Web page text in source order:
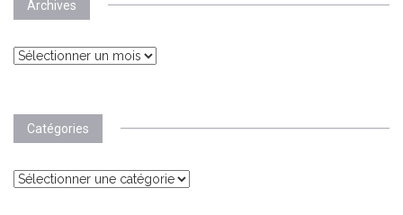
Archives
Archives
Catégories
Catégories